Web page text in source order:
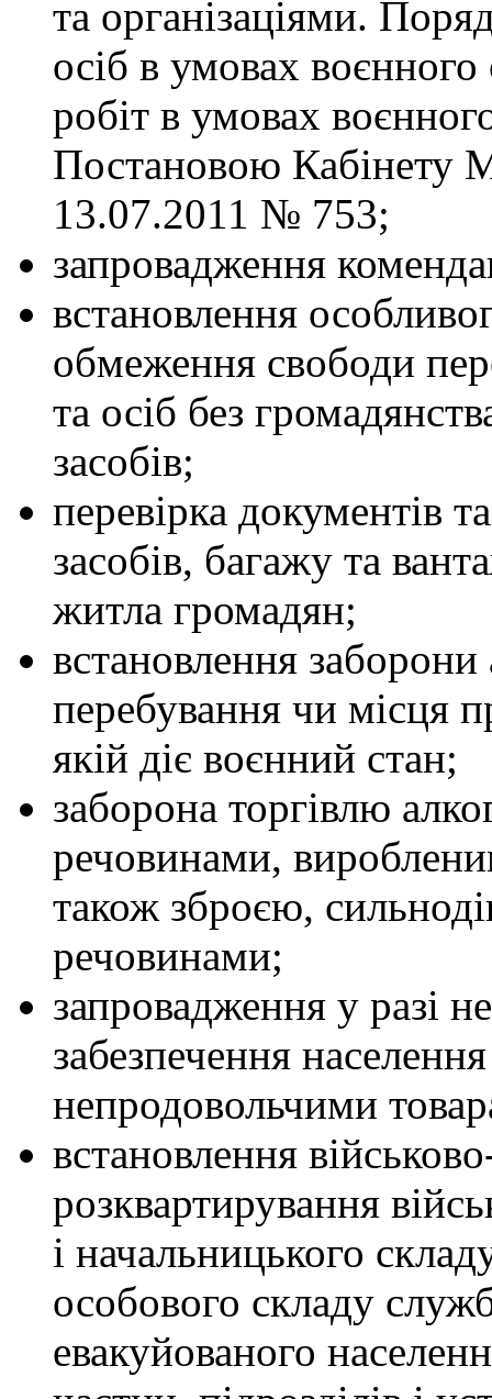
та організаціями.
осіб в умовах
робіт в умовах
Постановою Кабінету
13.07.2011 № 753;
запровадження
встановлення
обмеження свободи
та осіб без
засобів;
перевірка документів
засобів, багажу та
житла громадян;
встановлення
перебування чи місця
якій діє воєнний стан;
заборона торгівлю
речовинами,
також зброєю,
речовинами;
запровадження у разі
забезпечення
непродовольчими
встановлення
розквартирування
і начальницького
особового складу
евакуйованого